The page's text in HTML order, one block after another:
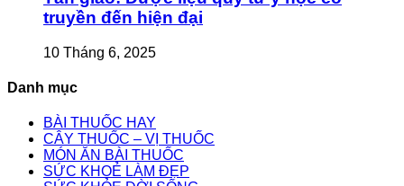
truyền đến hiện đại
10 Tháng 6, 2025
Danh mục
BÀI THUỐC HAY
CÂY THUỐC – VỊ THUỐC
MÓN ĂN BÀI THUỐC
SỨC KHOẺ LÀM ĐẸP